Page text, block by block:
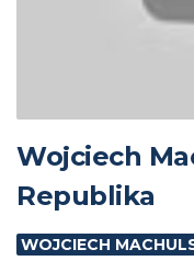
Wojciech
Republika
WOJCIECH